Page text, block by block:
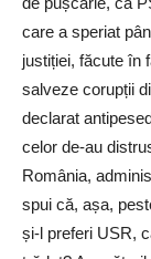
care a speriat
justiției, făcute în
salveze corupții
declarat
celor de-au
România,
spui că, așa,
și-l preferi USR,